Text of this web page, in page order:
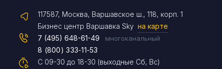
117587, Москва, Варшавское ш., 118, корп. 1
Бизнес центр Варшавка Sky на карте
С 09-30 до 18-30 (выходные Сб, Вс)
7 (495) 648-61-49 многоканальный
8 (800) 333-11-53
Max
Чат на сайте